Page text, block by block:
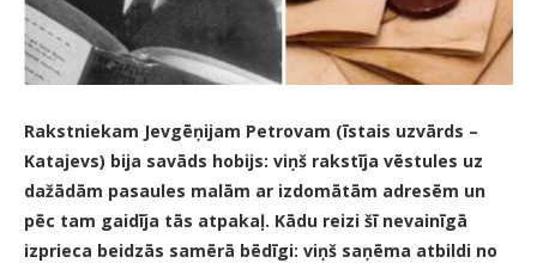
Rakstniekam Jevgēņijam Petrovam (īstais uzvārds –
Katajevs) bija savāds hobijs: viņš rakstīja vēstules uz
dažādām pasaules malām ar izdomātām adresēm un
pēc tam gaidīja tās atpakaļ. Kādu reizi šī nevainīgā
izprieca beidzās samērā bēdīgi: viņš saņēma atbildi no